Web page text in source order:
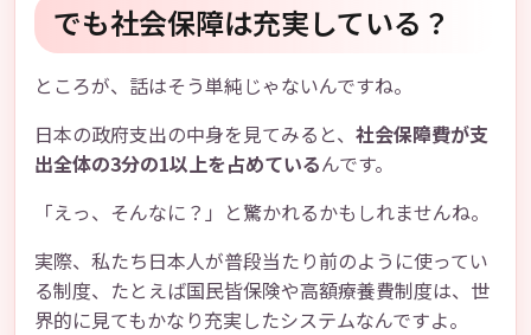
でも社会保障は充実している？
ところが、話はそう単純じゃないんですね。
日本の政府支出の中身を見てみると、 社会保障費が支
出全体の3分の1以上を占めているんです。
「えっ、そんなに？」と驚かれるかもしれませんね。
実際、私たち日本人が普段当たり前のように使ってい
る制度、たとえば国民皆保険や高額療養費制度は、世
界的に見てもかなり充実したシステムなんですよ。